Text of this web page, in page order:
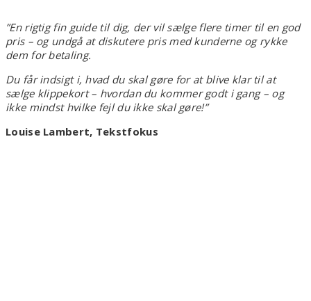
”En rigtig fin guide til dig, der vil sælge flere timer til en god
pris – og undgå at diskutere pris med kunderne og rykke
dem for betaling.
Du får indsigt i, hvad du skal gøre for at blive klar til at
sælge klippekort – hvordan du kommer godt i gang – og
ikke mindst hvilke fejl du ikke skal gøre!”
Louise Lambert, Tekstfokus